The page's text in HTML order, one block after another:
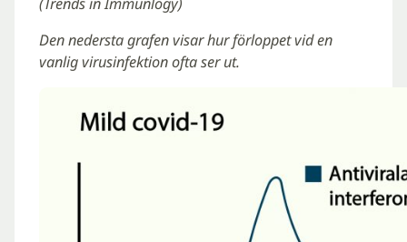
Den nedersta grafen visar hur förloppet vid en
vanlig virusinfektion ofta ser ut.